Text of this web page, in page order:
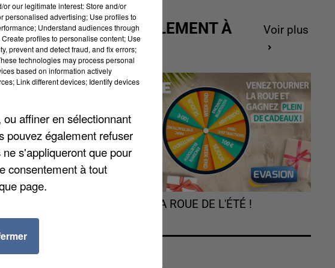
monde sur
Futé, et
dimanche,
ACTUELLEMENT À
GAGNER
Voir plus
TOURNEZ LA ROUE DE L'ÉTÉ !
our legitimate interest: Store and/or
personalised advertising; Use profiles to
Understand audiences through
profiles to personalise content; Use
prevent and detect fraud, and fix errors;
technologies may process personal
based on information actively
Link different devices; Identify devices
affiner en sélectionnant
pouvez également refuser
s'appliqueront que pour
consentement à tout
page.